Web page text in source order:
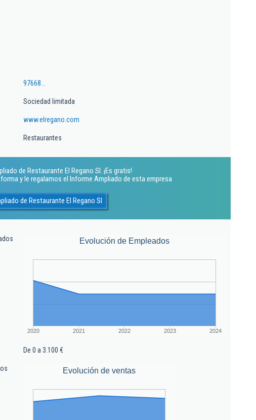
97668...
Sociedad limitada
www.elregano.com
Restaurantes
de Restaurante El Regano Sl. ¡Es gratis!
y le regalamos el Informe Ampliado de esta empresa
de Restaurante El Regano Sl
Evolución de Empleados
2020 2021 2022 2023 2024
De 0 a 3.100 €
Evolución de ventas